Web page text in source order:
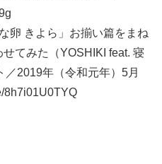
卵 きよら」お揃い篇をまね
てみた（YOSHIKI feat. 寝
2019年（令和元年）5月
8h7i01U0TYQ